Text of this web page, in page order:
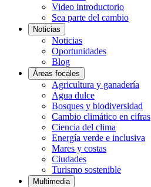
Video introductorio
Sea parte del cambio
Noticias
Noticias
Oportunidades
Blog
Áreas focales
Agricultura y ganadería
Agua dulce
Bosques y biodiversidad
Cambio climático en cifras
Ciencia del clima
Energía verde e inclusiva
Mares y costas
Ciudades
Turismo sostenible
Multimedia